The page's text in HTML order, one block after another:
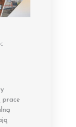
prace